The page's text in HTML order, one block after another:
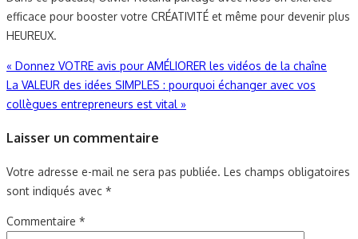
efficace pour booster votre CRÉATIVITÉ et même pour devenir plus
HEUREUX.
Navigation
de
« Donnez VOTRE avis pour AMÉLIORER les vidéos de la chaîne
La VALEUR des idées SIMPLES : pourquoi échanger avec vos
collègues entrepreneurs est vital »
Laisser un commentaire
Votre adresse e-mail ne sera pas publiée. Les champs obligatoires
sont indiqués avec *
Commentaire *